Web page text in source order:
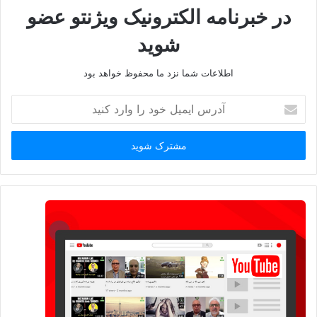
حال افزایش است. رکورد 86032 وسیله نقلیه الکتریکی در کانادا در
را تشکیل می دهد. در مقایسه، در سال 2019، 56165 خودروی
الکتریکی (2.9 درصد از کل ثبت نام ها) و 19696 (1 درصد از کل ثبت
بیشترین ثبت نام سه ماهه خودروهای برقی در تاریخ ثبت شده است،
در خبرنامه الکترونیک ویژنتو عضو
شوید
اطلاعات شما نزد ما محفوظ خواهد بود
ایمیل
خود
وارد
کنید